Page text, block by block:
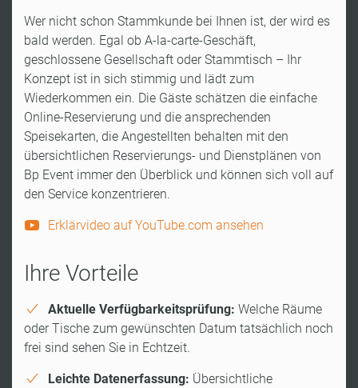
Wer nicht schon Stammkunde bei Ihnen ist, der wird es
bald werden. Egal ob A-la-carte-Geschäft,
geschlossene Gesellschaft oder Stammtisch – Ihr
Konzept ist in sich stimmig und lädt zum
Wiederkommen ein. Die Gäste schätzen die einfache
Online-Reservierung und die ansprechenden
Speisekarten, die Angestellten behalten mit den
übersichtlichen Reservierungs- und Dienstplänen von
Bp Event immer den Überblick und können sich voll auf
den Service konzentrieren.
Erklärvideo auf YouTube.com ansehen
Ihre Vorteile
Aktuelle Verfügbarkeitsprüfung: Welche Räume
oder Tische zum gewünschten Datum tatsächlich noch
frei sind sehen Sie in Echtzeit.
Leichte Datenerfassung: Übersichtliche